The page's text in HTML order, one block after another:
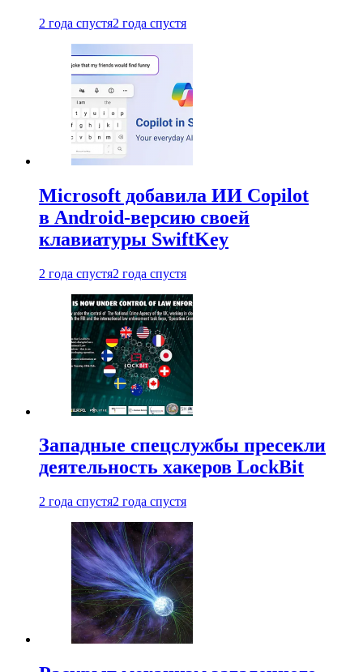
2 года спустя2 года спустя
Microsoft добавила ИИ Copilot
в Android-версию своей
клавиатуры SwiftKey
2 года спустя2 года спустя
Западные спецслужбы пресекли
деятельность хакеров LockBit
2 года спустя2 года спустя